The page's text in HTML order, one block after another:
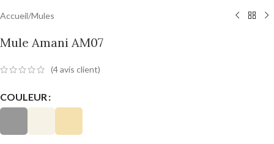
Accueil/Mules
Mule Amani AM07
(4avis client)
COULEUR